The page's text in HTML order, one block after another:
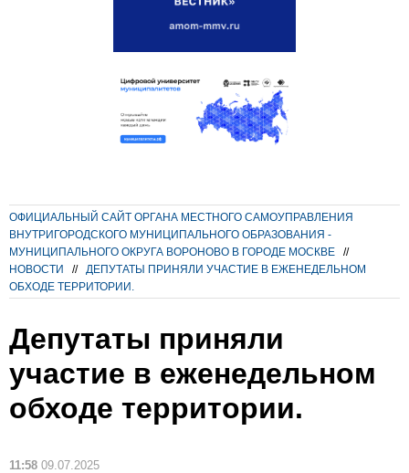
ОФИЦИАЛЬНЫЙ САЙТ ОРГАНА МЕСТНОГО САМОУПРАВЛЕНИЯ
ВНУТРИГОРОДСКОГО МУНИЦИПАЛЬНОГО ОБРАЗОВАНИЯ -
МУНИЦИПАЛЬНОГО ОКРУГА ВОРОНОВО В ГОРОДЕ МОСКВЕ
//
НОВОСТИ
//
ДЕПУТАТЫ ПРИНЯЛИ УЧАСТИЕ В ЕЖЕНЕДЕЛЬНОМ
ОБХОДЕ ТЕРРИТОРИИ.
Депутаты приняли
участие в еженедельном
обходе территории.
11:58 09.07.2025